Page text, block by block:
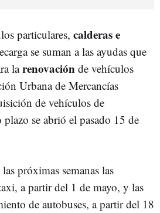
particulares, calderas e
se suman a las ayudas que
larenovación de vehículos
Urbana de Mercancías
de vehículos de
se abrió el pasado 15 de
próximas semanas las
a partir del 1 de mayo, y las
de autobuses, a partir del 18